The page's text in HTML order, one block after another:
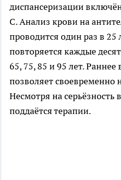
диспансеризации
С. Анализ крови на
проводится один раз в 25
повторяется каждые
65, 75, 85 и 95 лет.
позволяет своевременно
Несмотря на серьёзность
поддаётся терапии.